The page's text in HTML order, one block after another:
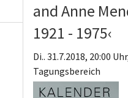
and Anne
1921 - 1975‹
Di.. 31.7.2018, 20:00
Tagungsbereich